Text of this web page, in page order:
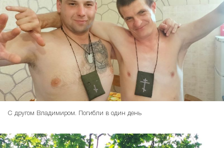
С другом Владимиром. Погибли в один день